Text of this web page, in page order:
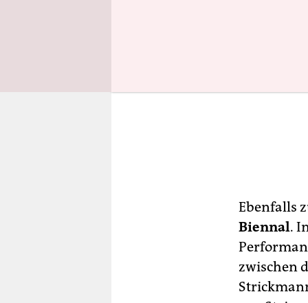
Ebenfalls
Biennal.
zwischen